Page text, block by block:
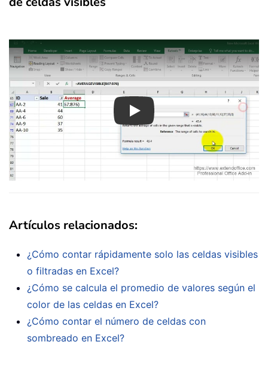
Play
Artículos relacionados:
¿Cómo contar rápidamente solo las celdas visibles
o filtradas en Excel?
¿Cómo se calcula el promedio de valores según el
color de las celdas en Excel?
¿Cómo contar el número de celdas con
sombreado en Excel?